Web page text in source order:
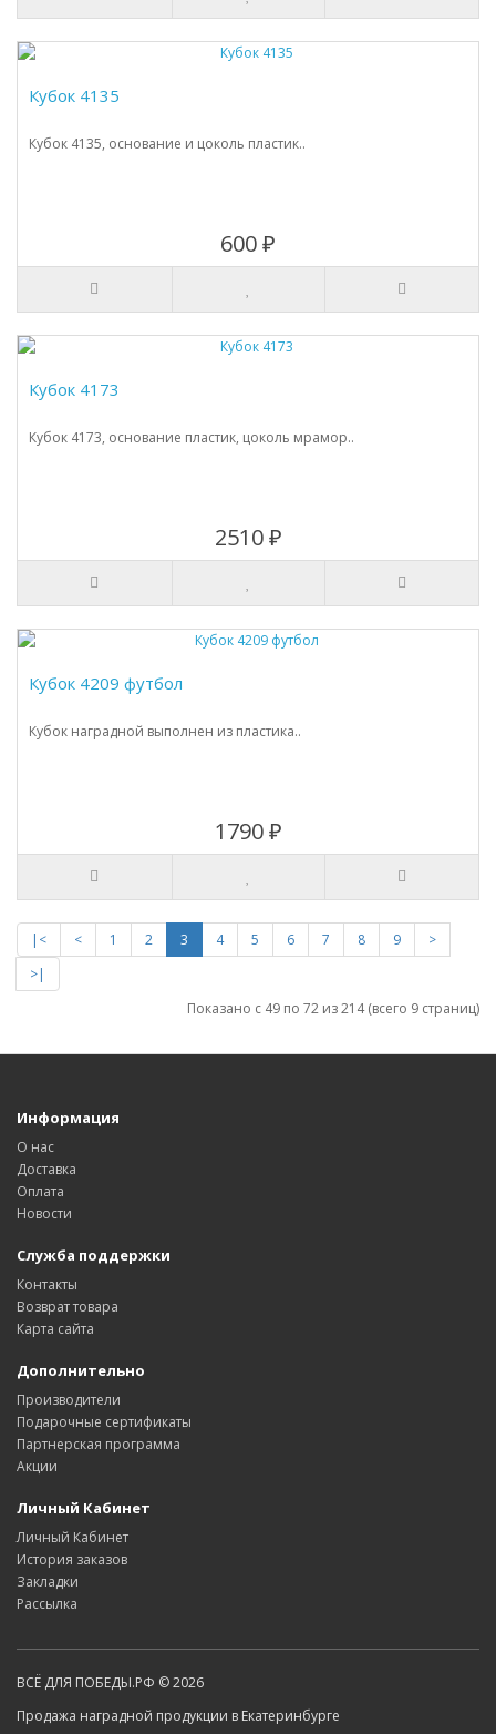
Кубок 4135
Кубок 4135, основание и цоколь пластик..
600 ₽
Кубок 4173
Кубок 4173, основание пластик, цоколь мрамор..
2510 ₽
Кубок 4209 футбол
Кубок наградной выполнен из пластика..
1790 ₽
|< < 1 2 3 4 5 6 7 8 9
>
>|
Показано с 49 по 72 из 214 (всего 9 страниц)
Информация
О нас
Доставка
Оплата
Новости
Служба поддержки
Контакты
Возврат товара
Карта сайта
Дополнительно
Производители
Подарочные сертификаты
Партнерская программа
Акции
Личный Кабинет
Личный Кабинет
История заказов
Закладки
Рассылка
ВСЁ ДЛЯ ПОБЕДЫ.РФ © 2026
Продажа наградной продукции в Екатеринбурге